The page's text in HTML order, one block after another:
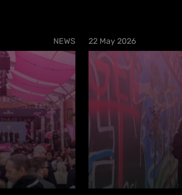
NEWS 22 May 2026